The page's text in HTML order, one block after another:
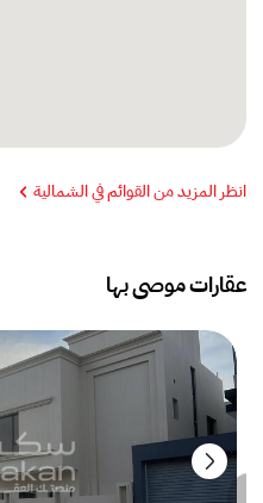
انظر المزيد من القوائم في الشمالية
عقارات موصى بها